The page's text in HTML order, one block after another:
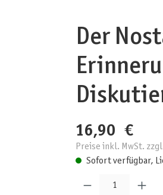
Der
16,90 €
Preise inkl. MwSt.
Sofort verfügbar,
Produkt Anzahl: Gib den